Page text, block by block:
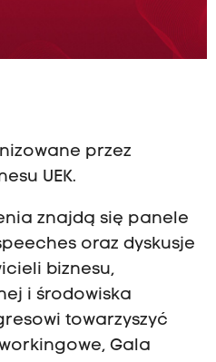
przez
UEK.
znajdą się panele
oraz dyskusje
biznesu,
i środowiska
towarzyszyć
Gala